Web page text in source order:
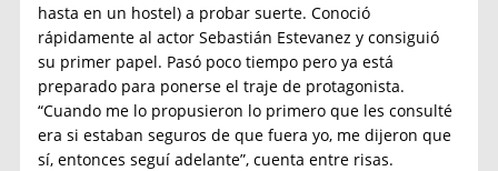
hasta en un hostel) a probar suerte. Conoció
rápidamente al actor Sebastián Estevanez y consiguió
su primer papel. Pasó poco tiempo pero ya está
preparado para ponerse el traje de protagonista.
“Cuando me lo propusieron lo primero que les consulté
era si estaban seguros de que fuera yo, me dijeron que
sí, entonces seguí adelante”, cuenta entre risas.